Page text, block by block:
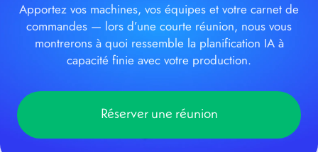
Apportez vos machines, vos équipes et votre carnet de
commandes — lors d’une courte réunion, nous vous
montrerons à quoi ressemble la planification IA à
capacité finie avec votre production.
Réserver une réunion